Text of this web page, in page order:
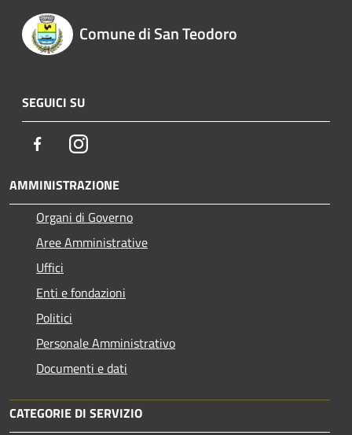
Comune di San Teodoro
SEGUICI SU
FacebookInstagram
AMMINISTRAZIONE
Organi di Governo
Aree Amministrative
Uffici
Enti e fondazioni
Politici
Personale Amministrativo
Documenti e dati
CATEGORIE DI SERVIZIO